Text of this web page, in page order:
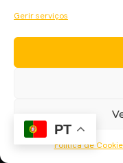
Gerir serviços
Política de
season, e todo o build
o que achaste? Não
deixa o teu GOSTO.
PT